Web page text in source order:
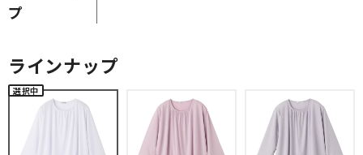
プ
ラインナップ